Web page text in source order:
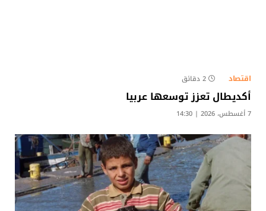
اقتصاد 2 دقائق
أكديطال تعزز توسعها عربيا
7 أغسطس، 2026 | 14:30